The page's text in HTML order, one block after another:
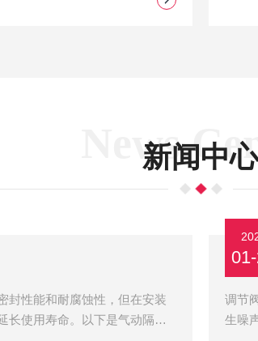
News
新闻中心
封性能和耐腐蚀性，但在安装
长使用寿命。以下是气动隔膜
调节
生噪